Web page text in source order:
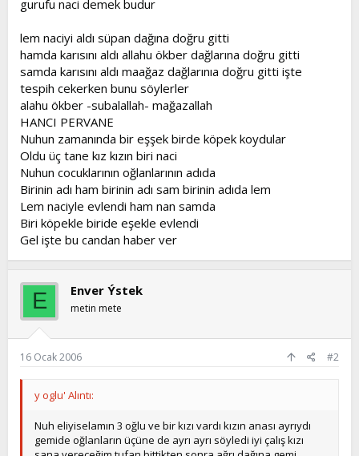
gurufu naci demek budur
lem naciyi aldı süpan dağına doğru gitti
hamda karısını aldı allahu ökber dağlarına doğru gitti
samda karısını aldı maağaz dağlarınıa doğru gitti işte
tespih cekerken bunu söylerler
alahu ökber -subalallah- mağazallah
HANCI PERVANE
Nuhun zamanında bir eşşek birde köpek koydular
Oldu üç tane kız kızın biri naci
Nuhun cocuklarının oğlanlarının adıda
Birinin adı ham birinin adı sam birinin adıda lem
Lem naciyle evlendi ham nan samda
Biri köpekle biride eşekle evlendi
Gel işte bu candan haber ver
E Enver Ýstek
metin mete
16 Ocak 2006 #2
y oglu' Alıntı:
Nuh eliyiselamın 3 oğlu ve bir kızı vardı kızın anası ayrıydı
gemide oğlanların üçüne de ayrı ayrı söyledi iyi çalış kızı